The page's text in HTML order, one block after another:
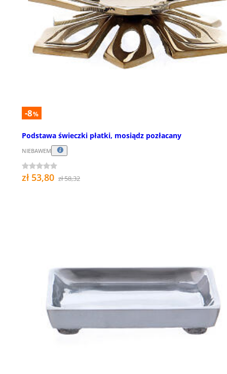
-8%
Podstawa świeczki płatki, mosiądz pozłacany
NIEBAWEM
zł 53,80 zł 58,32